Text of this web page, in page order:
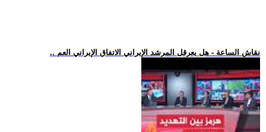
.. نقاش الساعة - هل يعرقل المرشد الإيراني الاتفاق الإيراني العم